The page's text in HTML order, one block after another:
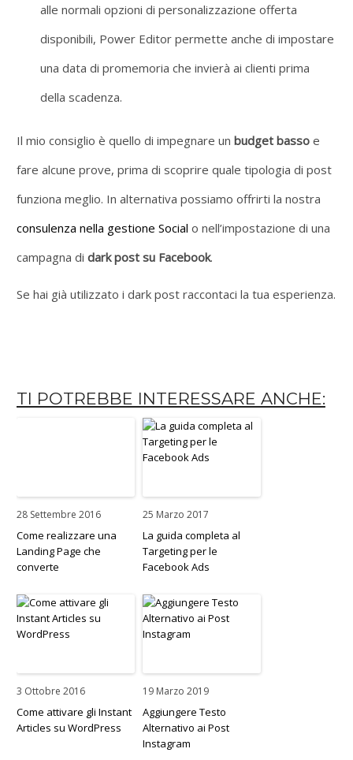
alle normali opzioni di personalizzazione offerta
disponibili, Power Editor permette anche di impostare
una data di promemoria che invierà ai clienti prima
della scadenza.
Il mio consiglio è quello di impegnare un budget bassoe
fare alcune prove, prima di scoprire quale tipologia di post
funziona meglio. In alternativa possiamo offrirti la nostra
consulenza nella gestione Social o nell’impostazione di una
campagna di dark post su Facebook.
Se hai già utilizzato i dark post raccontaci la tua esperienza.
TI POTREBBE INTERESSARE ANCHE:
28 Settembre 2016
Come realizzare una
Landing Page che
converte
25 Marzo 2017
La guida completa al
Targeting per le
Facebook Ads
3 Ottobre 2016
Come attivare gli Instant
Articles su WordPress
19 Marzo 2019
Aggiungere Testo
Alternativo ai Post
Instagram